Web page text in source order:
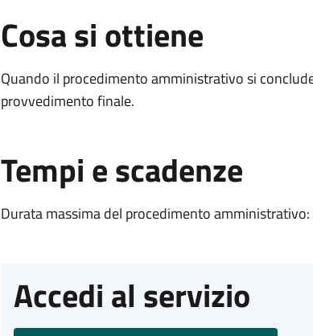
Cosa si ottiene
Quando il procedimento amministrativo si
provvedimento finale.
Tempi e scadenze
Durata massima del procedimento
Accedi al servizio